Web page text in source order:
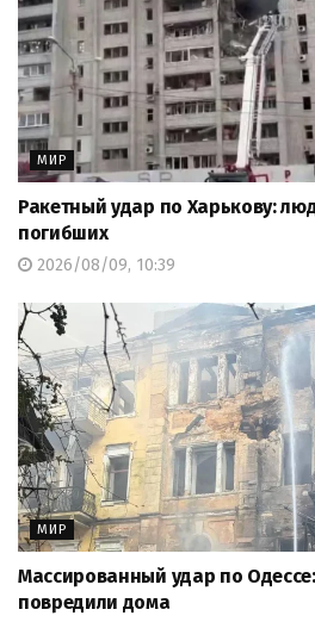
МИР
Ракетный удар по Харькову:
погибших
2026/08/09, 10:39
МИР
Массированный удар по
повредили дома